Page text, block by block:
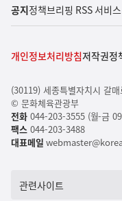
공지정책브리핑 RSS 서비
개인정보처리방침저작권정
(30119) 세종특별자치시 갈
© 문화체육관광부
전화044-203-3555 (월-금
팩스044-203-3488
대표메일
관련사이트